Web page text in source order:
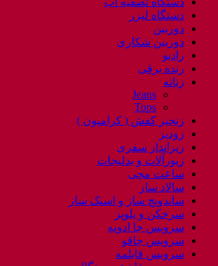
دستگاه لیزر
دوربین
دوربین شکاری
رادیو
رنده برقی
زنانه
Jeans
Tops
زنجیر کفش ( کرامپون )
زودپز
زیرانداز سفری
زیورآلات و بدلیجات
ساعت مچی
سالاد ساز
ساندویچ ساز و اسنک ساز
سرخکن و پلوپز
سرویس جا ادویه
سرویس چاقو
سرویس قابلمه